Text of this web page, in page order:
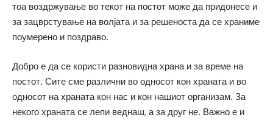
тоа воздржување во текот на постот може да придонесе и
за зацврстување на волјата и за решеноста да се храниме
поумерено и поздраво.
Добро е да се користи разновидна храна и за време на
постот. Сите сме различни во односот кон храната и во
односот на храната кон нас и кон нашиот организам. За
некого храната се лепи веднаш, а за друг не. Важно е и